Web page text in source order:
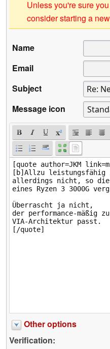
Unless you're sure
consider starting a
Name
Email
Subject
Message icon
Other options
Verification: